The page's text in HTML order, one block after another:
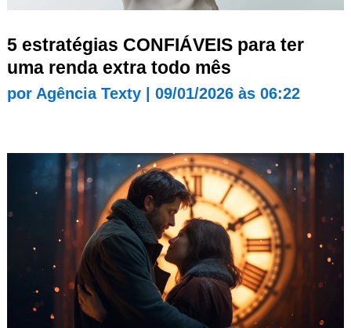
5 estratégias CONFIÁVEIS para ter
uma renda extra todo mês
por Agência Texty| 09/01/2026 às 06:22